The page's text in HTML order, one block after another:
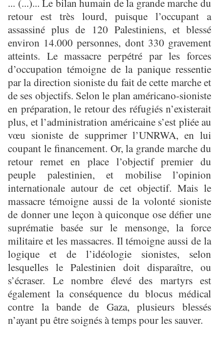
retour est très lourd, puisque l’occupant a
assassiné plus de 120 Palestiniens, et blessé
environ 14.000 personnes, dont 330 gravement
atteints. Le massacre perpétré par les forces
d’occupation témoigne de la panique ressentie
par la direction sioniste du fait de cette marche et
de ses objectifs. Selon le plan américano-sioniste
en préparation, le retour des réfugiés n’existerait
plus, et l’administration américaine s’est pliée au
vœu sioniste de supprimer l’UNRWA, en lui
coupant le financement. Or, la grande marche du
retour remet en place l’objectif premier du
peuple palestinien, et mobilise l’opinion
internationale autour de cet objectif. Mais le
massacre témoigne aussi de la volonté sioniste
de donner une leçon à quiconque ose défier une
suprématie basée sur le mensonge, la force
militaire et les massacres. Il témoigne aussi de la
logique et de l’idéologie sionistes, selon
lesquelles le Palestinien doit disparaître, ou
s’écraser. Le nombre élevé des martyrs est
également la conséquence du blocus médical
contre la bande de Gaza, plusieurs blessés
n’ayant pu être soignés à temps pour les sauver.